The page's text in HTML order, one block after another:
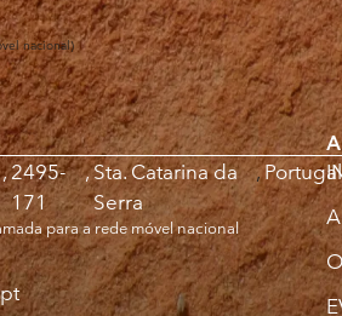
nacional)
,2495-
171
,Sta. Catarina da
Serra
,Portugal
para a rede móvel nacional